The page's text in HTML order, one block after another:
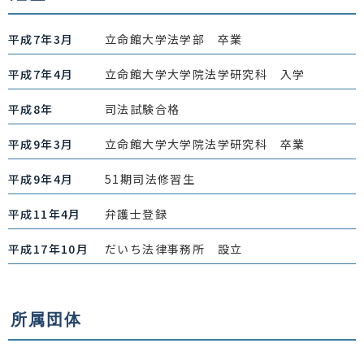
平成7年3月 立命館大学法学部 卒業
平成7年4月 立命館大学大学院法学研究科 入学
平成8年 司法試験合格
平成9年3月 立命館大学大学院法学研究科 卒業
平成9年4月 51期司法修習生
平成11年4月 弁護士登録
平成17年10月 だいち法律事務所 設立
所属団体